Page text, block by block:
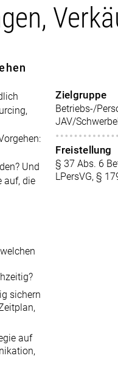
Und
auf, die
sichern
auf
Zielgruppe
Betriebs-/
JAV/
Freistellung
§ 37 Abs. 6
LPersVG, §